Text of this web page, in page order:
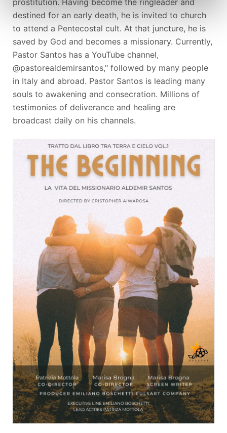
destined for an early death, he is invited to church
to attend a Pentecostal cult. At that juncture, he is
saved by God and becomes a missionary. Currently,
Pastor Santos has a YouTube channel,
@pastorealdemirsantos," followed by many people
in Italy and abroad. Pastor Santos is leading many
souls to awakening and consecration. Millions of
testimonies of deliverance and healing are
broadcast daily on his channels.